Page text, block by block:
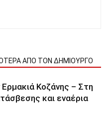
ΑΠΟ ΤΟΝ ΔΗΜΙΟΥΡΓΟ
Κοζάνης – Στη
και εναέρια